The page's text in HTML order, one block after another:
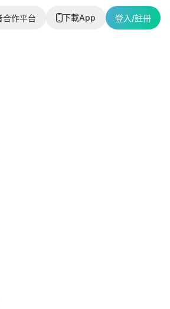
合作平台 下載App 登入/註冊